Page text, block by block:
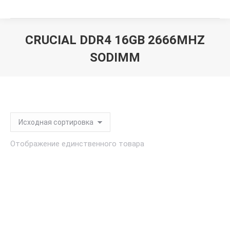
CRUCIAL DDR4 16GB 2666MHZ
SODIMM
Отображение единственного товара